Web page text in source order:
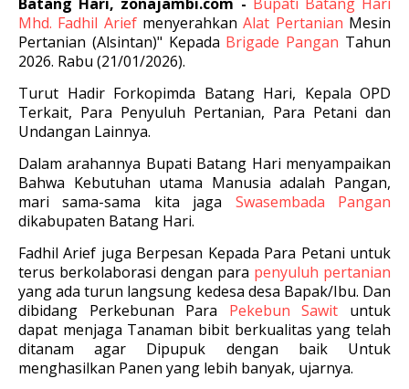
Mhd. Fadhil AriefmenyerahkanAlat Pertanian Mesin
Pertanian (Alsintan)" Kepada Brigade Pangan Tahun
2026. Rabu (21/01/2026).
Turut Hadir Forkopimda Batang Hari, Kepala OPD
Terkait, Para Penyuluh Pertanian, Para Petani dan
Undangan Lainnya.
Dalam arahannya Bupati Batang Hari menyampaikan
Bahwa Kebutuhan utama Manusia adalah Pangan,
mari sama-sama kita jaga Swasembada Pangan
dikabupaten Batang Hari.
Fadhil Arief juga Berpesan Kepada Para Petani untuk
terus berkolaborasi dengan para penyuluh pertanian
yang ada turun langsung kedesa desa Bapak/Ibu. Dan
dibidang Perkebunan Para Pekebun Sawit untuk
dapat menjaga Tanaman bibit berkualitas yang telah
ditanam agar Dipupuk dengan baik Untuk
menghasilkan Panen yang lebih banyak, ujarnya.